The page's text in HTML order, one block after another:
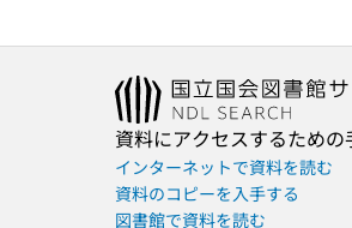
資料にアクセスするための
インターネットで資料を読む
資料のコピーを入手する
図書館で資料を読む